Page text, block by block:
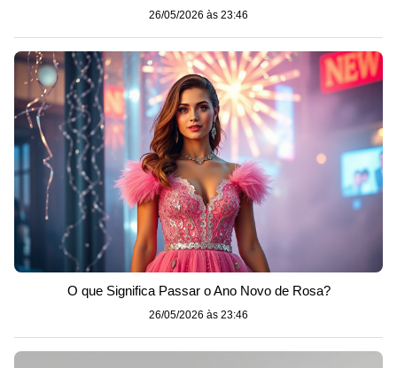
26/05/2026 às 23:46
O que Significa Passar o Ano Novo de Rosa?
26/05/2026 às 23:46